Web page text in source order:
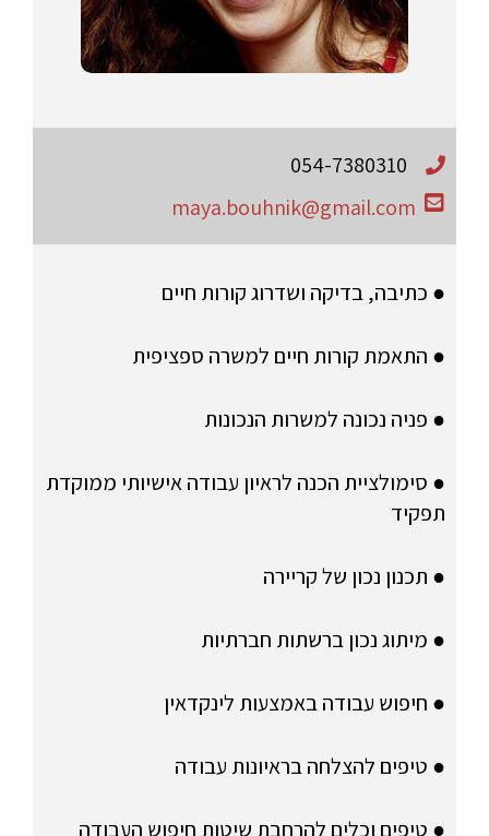
054-7380310
maya.bouhnik@gmail.com
● כתיבה, בדיקה ושדרוג קורות חיים
● התאמת קורות חיים למשרה ספציפית
● פניה נכונה למשרות הנכונות
● סימולציית הכנה לראיון עבודה אישיותי ממוקדת
תפקיד
● תכנון נכון של קריירה
● מיתוג נכון ברשתות חברתיות
● חיפוש עבודה באמצעות לינקדאין
● טיפים להצלחה בראיונות עבודה
● טיפים וכלים להרחבת שיטות חיפוש העבודה